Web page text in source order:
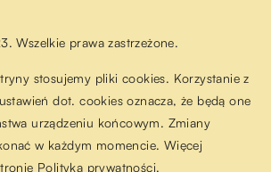
Wszelkie prawa zastrzeżone.
stosujemy pliki cookies. Korzystanie z
dot. cookies oznacza, że będą one
urządzeniu końcowym. Zmiany
w każdym momencie. Więcej
Polityka prywatności.